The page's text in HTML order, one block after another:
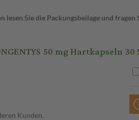
lesen Sie die Packungsbeilage und
50 mg Hartkapseln
Kunden.